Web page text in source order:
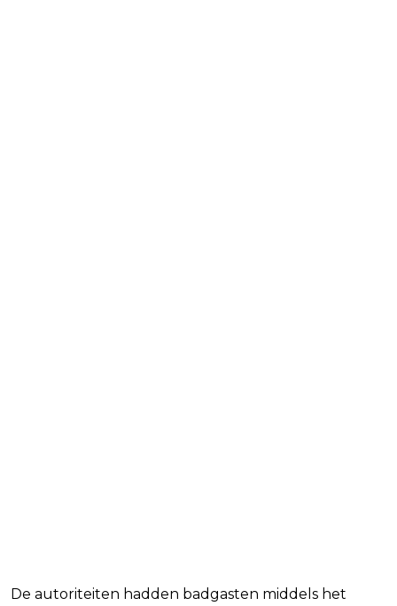
De autoriteiten hadden badgasten middels het